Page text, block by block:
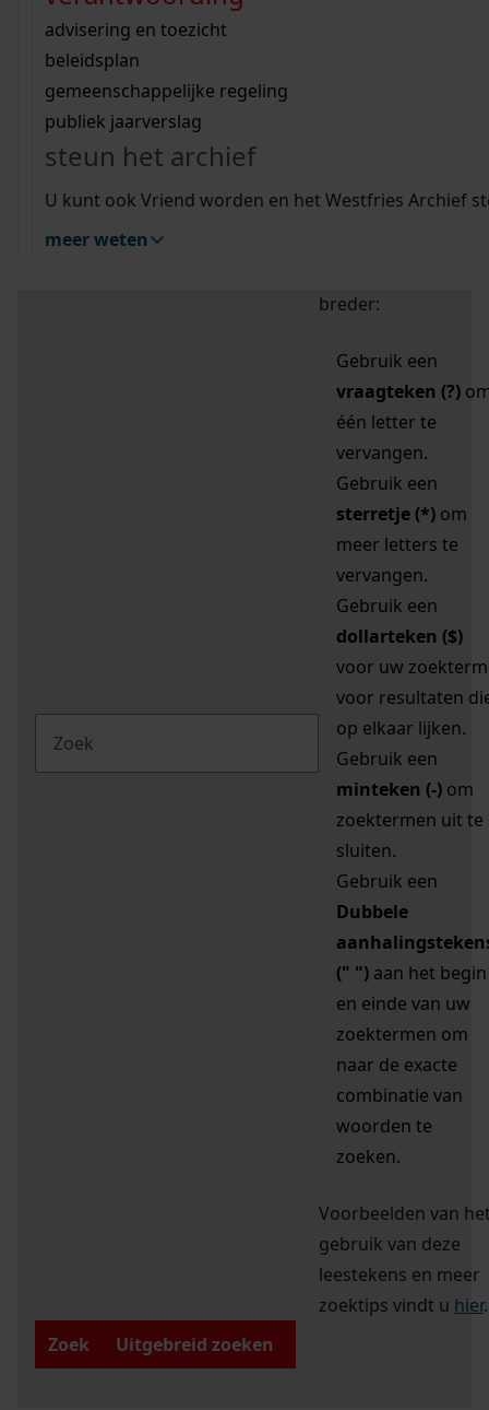
bouwvergunningen
omgevingsvergunningen
vergunningen
beeld en geluid
uitleg nodig?
Wij helpen u op weg met een aantal zoektips.
bekijk alle zoektips
Wij helpen u op weg met een aantal zoektips.
bekijk alle zoektips
bekijk ons geschiedenislokaal
advisering en toezicht
beleidsplan
gemeenschappelijke regeling
publiek jaarverslag
steun het archief
U kunt ook Vriend worden en het Westfries Archief
meer weten
zoektips
Mijn Studiezaal (inloggen)
uw zoekopdracht te
breder:
Gebruik een
vraagteken (?)
één letter te
vervangen.
Gebruik een
sterretje (*) om
meer letters te
vervangen.
Gebruik een
dollarteken ($)
voor uw zoekterm
voor resultaten
op elkaar lijken.
Gebruik een
minteken (-) om
zoektermen uit te
sluiten.
Gebruik een
Dubbele
(" ") aan het begin
en einde van uw
zoektermen om
naar de exacte
combinatie van
woorden te
zoeken.
Voorbeelden van
gebruik van deze
leestekens en meer
zoektips vindt u hier.
Zoek
Uitgebreid zoeken